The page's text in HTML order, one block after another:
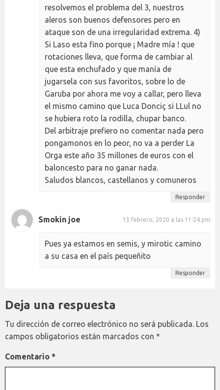
resolvemos el problema del 3, nuestros
aleros son buenos defensores pero en
ataque son de una irregularidad extrema. 4)
Si Laso esta fino porque ¡ Madre mía ! que
rotaciones lleva, que forma de cambiar al
que esta enchufado y que manía de
jugarsela con sus favoritos, sobre lo de
Garuba por ahora me voy a callar, pero lleva
el mismo camino que Luca Donciç si LLul no
se hubiera roto la rodilla, chupar banco.
Del arbitraje prefiero no comentar nada pero
pongamonos en lo peor, no va a perder La
Orga este año 35 millones de euros con el
baloncesto para no ganar nada.
Saludos blancos, castellanos y comuneros
Responder
Smokin joe 13 febrero, 2020 a las 11:24 pm
Pues ya estamos en semis, y mirotic camino
a su casa en el país pequeñito
Responder
Deja una respuesta
Tu dirección de correo electrónico no será publicada. Los
campos obligatorios están marcados con *
Comentario *